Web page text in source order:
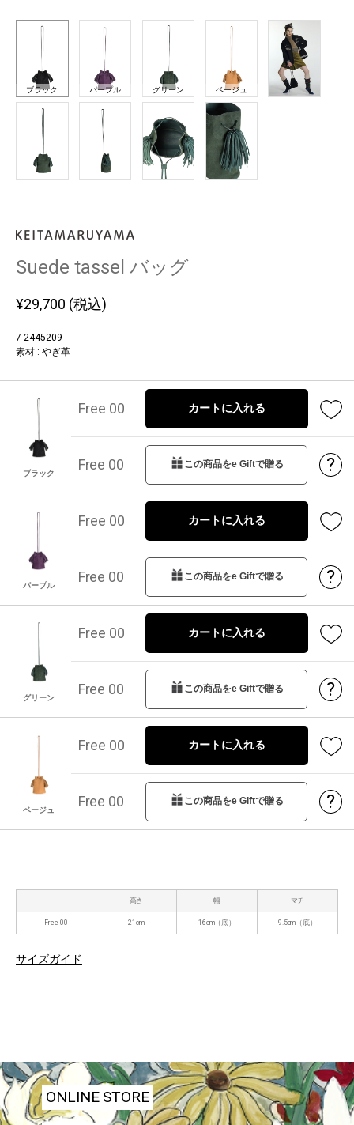
ブラック パープル グリーン ベージュ
Suede tassel バッグ
¥29,700 (税込)
7-2445209
素材 : やぎ革
ブラック
Free 00 カートに入れる
Free 00 この商品をe Giftで贈る ?
パープル
Free 00 カートに入れる
Free 00 この商品をe Giftで贈る ?
グリーン
Free 00 カートに入れる
Free 00 この商品をe Giftで贈る ?
ベージュ
Free 00 カートに入れる
Free 00 この商品をe Giftで贈る ?
高さ 幅 マチ
Free 00 21cm 16cm（底） 9.5cm（底）
サイズガイド
ONLINE STORE